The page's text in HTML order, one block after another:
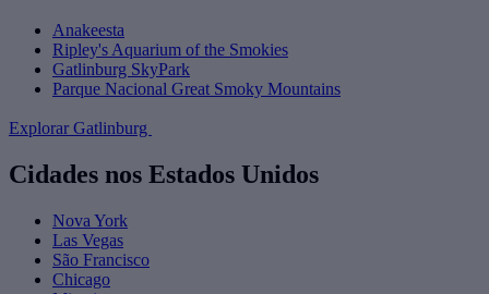
Anakeesta
Ripley's Aquarium of the Smokies
Gatlinburg SkyPark
Parque Nacional Great Smoky Mountains
Explorar Gatlinburg
Cidades nos Estados Unidos
Nova York
Las Vegas
São Francisco
Chicago